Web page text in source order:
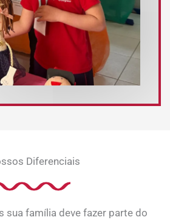
Diferenciais
sua família deve fazer parte do